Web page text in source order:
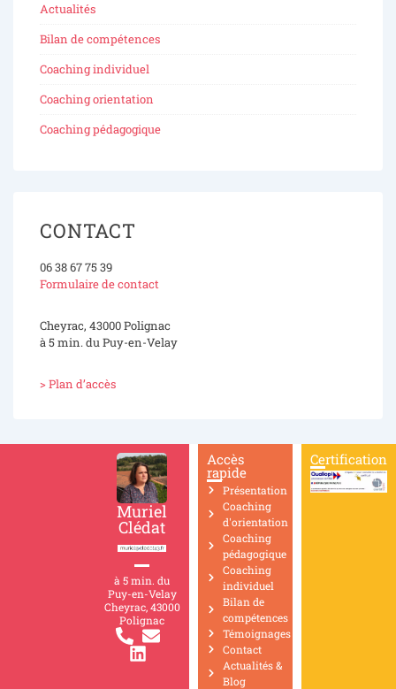
Actualités
Bilan de compétences
Coaching individuel
Coaching orientation
Coaching pédagogique
CONTACT
06 38 67 75 39
Formulaire de contact
Cheyrac, 43000 Polignac
à 5 min. du Puy-en-Velay
> Plan d’accès
Muriel
Clédat
à 5 min. du
Puy-en-Velay
Cheyrac, 43000
Polignac
Accès
rapide
Présentation
Coaching
d'orientation
Coaching
pédagogique
Coaching
individuel
Bilan de
compétences
Témoignages
Contact
Actualités &
Blog
Certification